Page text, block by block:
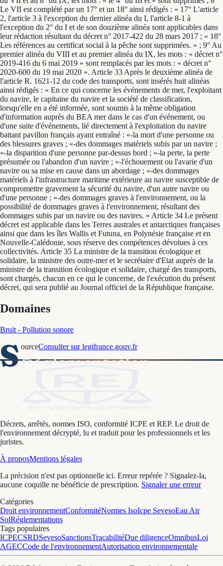
Domaines
Bruit - Pollution sonore
S ourceConsulter sur legifrance.gouv.fr
Décrets, arrêtés, normes ISO, conformité ICPE et REP. Le droit de
l'environnement décrypté, lu et traduit pour les professionnels et les
juristes.
À proposMentions légales
La précision n'est pas optionnelle ici. Erreur repérée ? Signalez-la,
aucune coquille ne bénéficie de prescription. Signaler une erreur
Catégories
Droit environnementConformitéNormes IsoIcpe SevesoEau Air
SolRéglementations
Tags populaires
ICPECSRDSevesoSanctionsTraçabilitéDue diligenceOmnibusLoi
AGECCode de l'environnementAutorisation environnementale